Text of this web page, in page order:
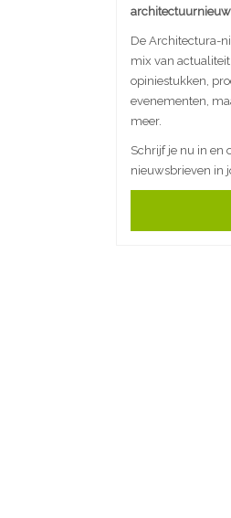
De Architectura-
mix van
opiniestukken,
evenementen,
meer.
Schrijf je nu in en
nieuwsbrieven in